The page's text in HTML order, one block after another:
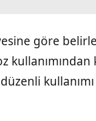
göre